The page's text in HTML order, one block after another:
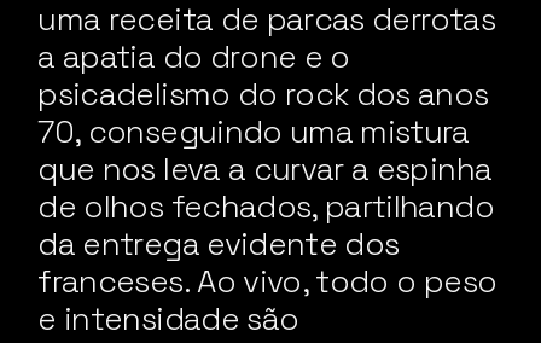
uma receita de parcas derrotas
a apatia do drone e o
psicadelismo do rock dos anos
70, conseguindo uma mistura
que nos leva a curvar a espinha
de olhos fechados, partilhando
da entrega evidente dos
franceses. Ao vivo, todo o peso
e intensidade são